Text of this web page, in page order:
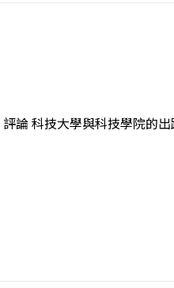
論 科技大學與科技學院的